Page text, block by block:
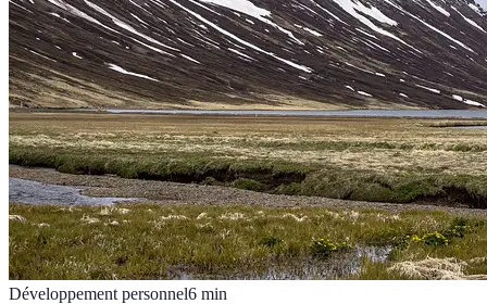
Développement personnel6 min